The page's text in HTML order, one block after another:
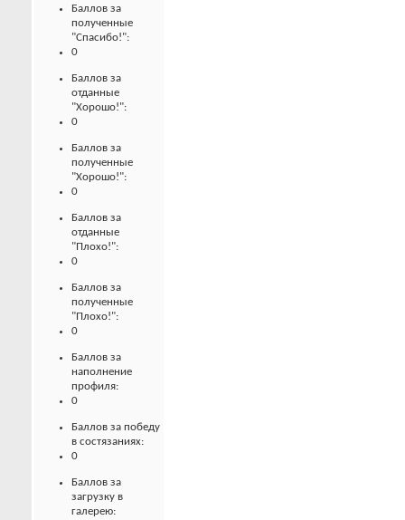
Баллов за
полученные
"Спасибо!":
0
Баллов за
отданные
"Хорошо!":
0
Баллов за
полученные
"Хорошо!":
0
Баллов за
отданные
"Плохо!":
0
Баллов за
полученные
"Плохо!":
0
Баллов за
наполнение
профиля:
0
Баллов за победу
в состязаниях:
0
Баллов за
загрузку в
галерею: